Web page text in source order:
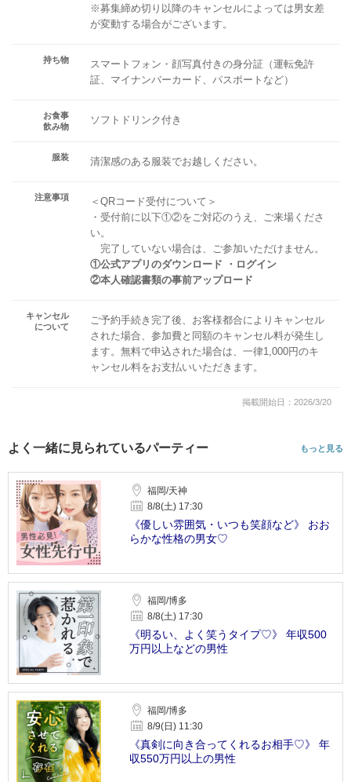
※募集締め切り以降のキャンセルによっては男女差
が変動する場合がございます。
持ち物
スマートフォン・顔写真付きの身分証（運転免許
証、マイナンバーカード、パスポートなど）
お食事
飲み物
ソフトドリンク付き
服装 清潔感のある服装でお越しください。
注意事項
＜QRコード受付について＞
・受付前に以下①②をご対応のうえ、ご来場くださ
い。
完了していない場合は、ご参加いただけません。
①公式アプリのダウンロード ・ログイン
②本人確認書類の事前アップロード
キャンセル
について
ご予約手続き完了後、お客様都合によりキャンセル
された場合、参加費と同額のキャンセル料が発生し
ます。無料で申込された場合は、一律1,000円のキ
ャンセル料をお支払いいただきます。
掲載開始日：2026/3/20
よく一緒に見られているパーティー もっと見る
福岡/天神
8/8(土) 17:30
《優しい雰囲気・いつも笑顔など》 おお
らかな性格の男女♡
福岡/博多
8/8(土) 17:30
《明るい、よく笑うタイプ♡》 年収500
万円以上などの男性
福岡/博多
8/9(日) 11:30
《真剣に向き合ってくれるお相手♡》 年
収550万円以上の男性